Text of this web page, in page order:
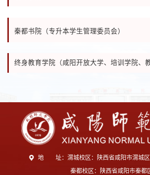
秦都书院（专升本学生管理委员会）
终身教育学院（咸阳开放大学、培训学院、
地 址：渭城校区：陕西省咸阳市渭城区
秦都校区：陕西省咸阳市秦都